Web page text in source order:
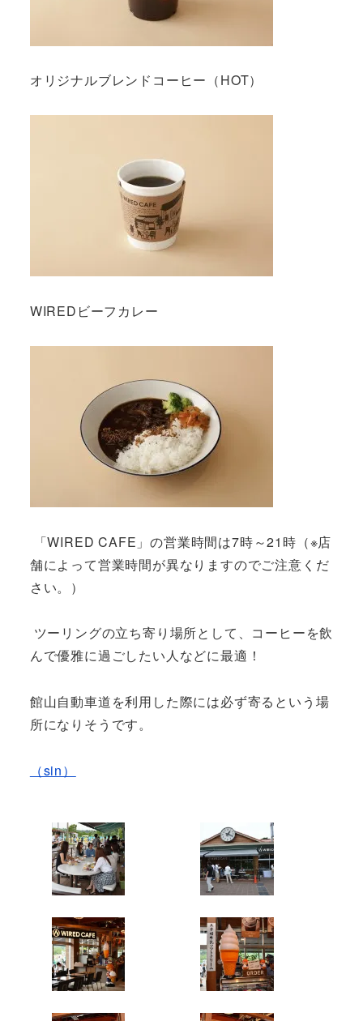
オリジナルブレンドコーヒー（HOT）
WIREDビーフカレー
「WIRED CAFE」の営業時間は7時～21時（※店
舗によって営業時間が異なりますのでご注意くだ
さい。）
ツーリングの立ち寄り場所として、コーヒーを飲
んで優雅に過ごしたい人などに最適！
館山自動車道を利用した際には必ず寄るという場
所になりそうです。
（sin）